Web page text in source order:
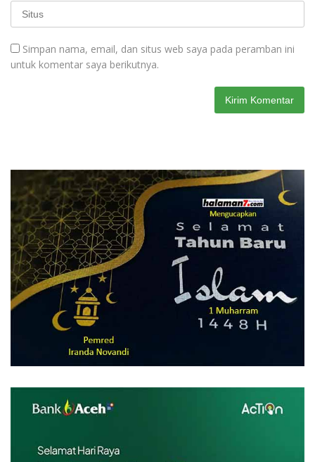
Simpan nama, email, dan situs web saya pada peramban ini
untuk komentar saya berikutnya.